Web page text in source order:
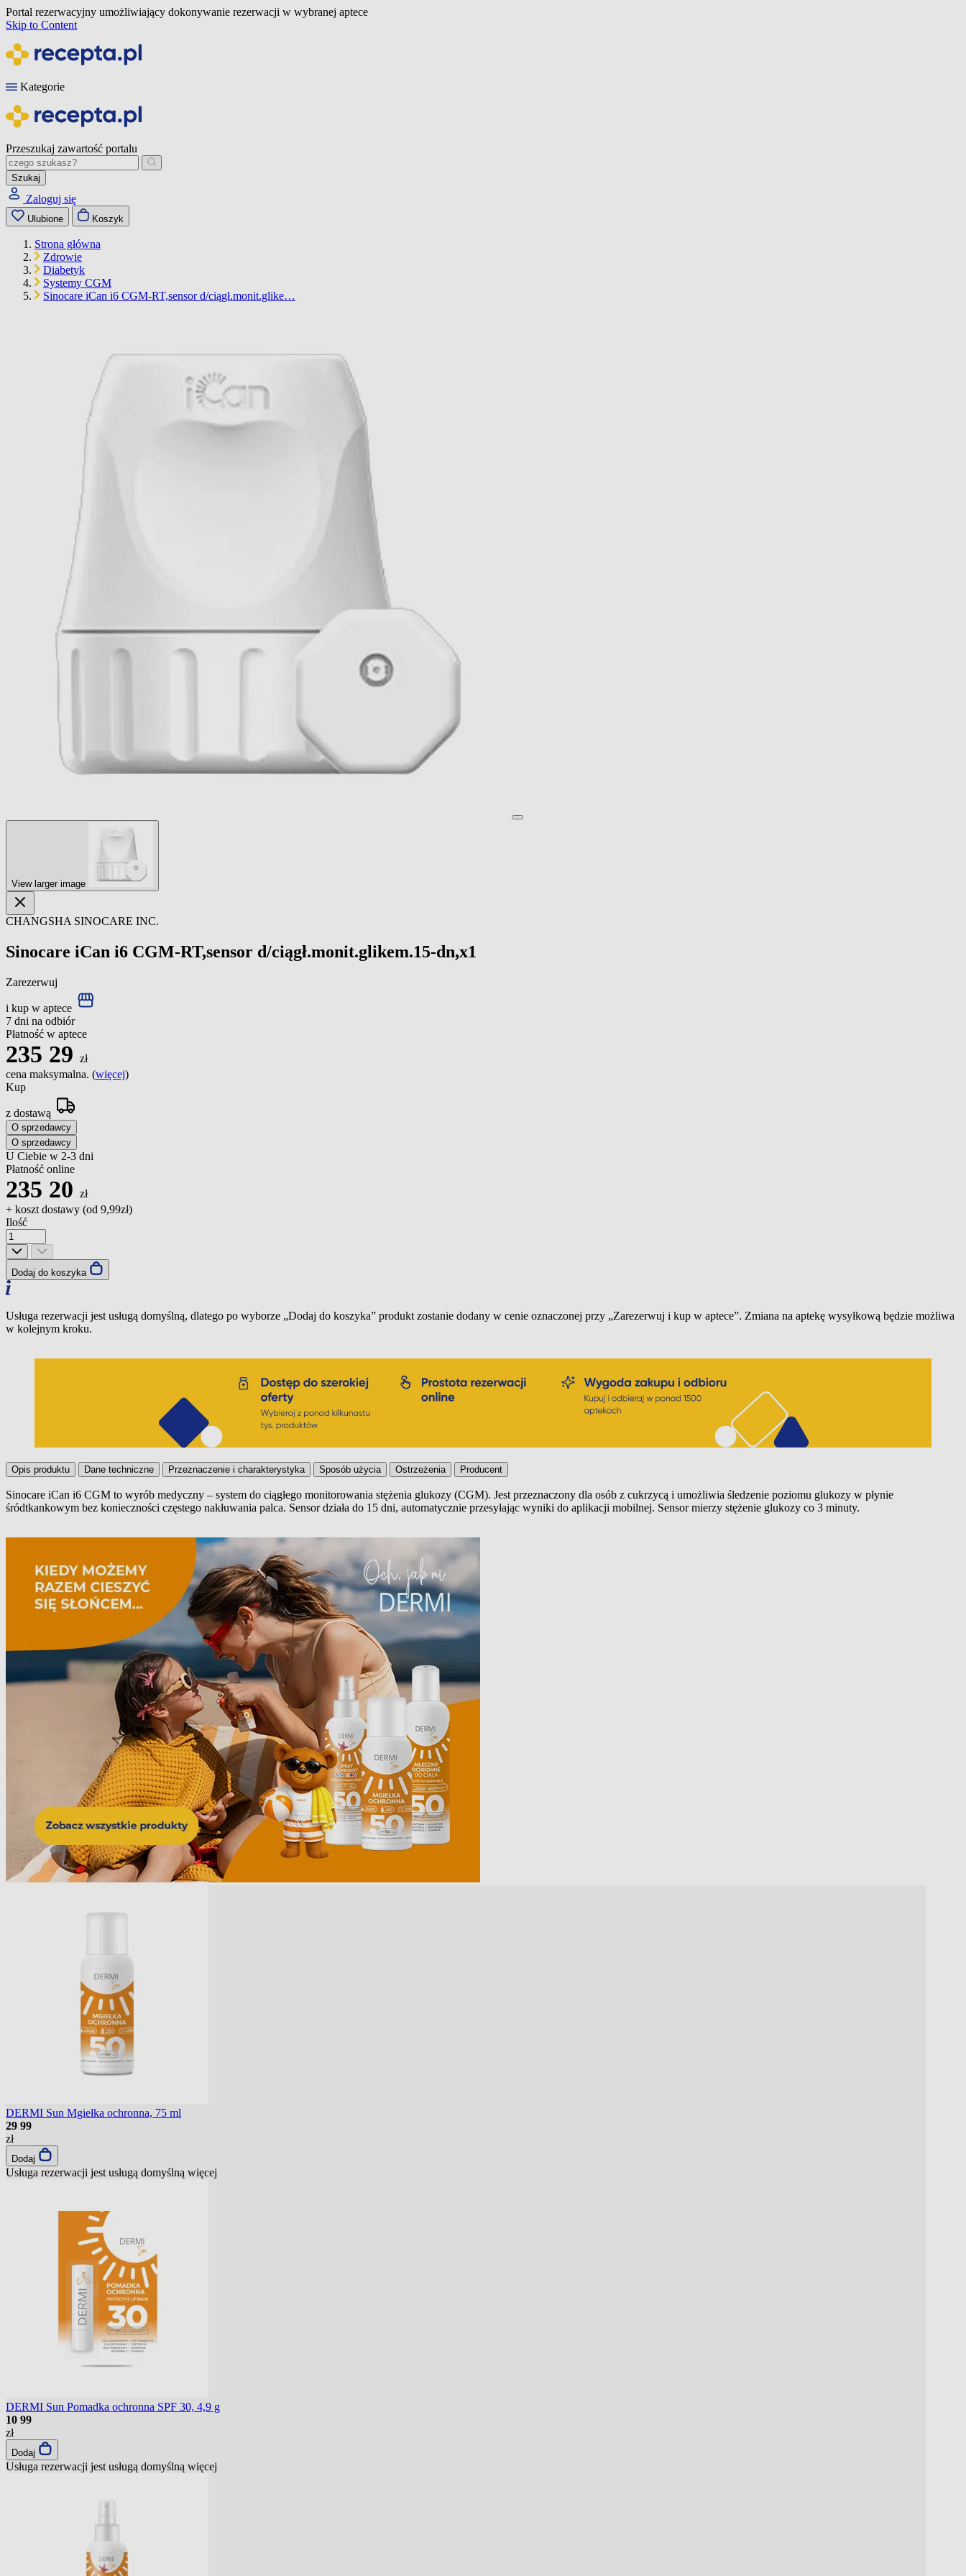
Portal rezerwacyjny umożliwiający dokonywanie rezerwacji w wybranej aptece
Skip to Content
Kategorie
Przeszukaj zawartość portalu
Szukaj
Zaloguj się
Ulubione Koszyk
Strona główna
Zdrowie
Diabetyk
Systemy CGM
Sinocare iCan i6 CGM-RT,sensor d/ciągł.monit.glike…
View larger image
CHANGSHA SINOCARE INC.
Sinocare iCan i6 CGM-RT,sensor d/ciągł.monit.glikem.15-dn,x1
Zarezerwuj
i kup w aptece
7 dni na odbiór
Płatność w aptece
235 29 zł
cena maksymalna. (więcej)
Kup
z dostawą
O sprzedawcy
O sprzedawcy
U Ciebie w 2-3 dni
Płatność online
235 20 zł
+ koszt dostawy (od 9,99zł)
Ilość
Dodaj do koszyka
Usługa rezerwacji jest usługą domyślną, dlatego po wyborze „Dodaj do koszyka” produkt zostanie dodany w cenie oznaczonej przy „Zarezerwuj i kup w aptece”. Zmiana na aptekę wysyłkową będzie możliwa
w kolejnym kroku.
Opis produktu Dane techniczne Przeznaczenie i charakterystyka Sposób użycia Ostrzeżenia Producent
Opis produktu
Sinocare iCan i6 CGM to wyrób medyczny – system do ciągłego monitorowania stężenia glukozy (CGM). Jest przeznaczony dla osób z cukrzycą i umożliwia śledzenie poziomu glukozy w płynie
śródtkankowym bez konieczności częstego nakłuwania palca. Sensor działa do 15 dni, automatycznie przesyłając wyniki do aplikacji mobilnej. Sensor mierzy stężenie glukozy co 3 minuty.
DERMI Sun Mgiełka ochronna, 75 ml
29 99
zł
Dodaj
Usługa rezerwacji jest usługą domyślną więcej
DERMI Sun Pomadka ochronna SPF 30, 4,9 g
10 99
zł
Dodaj
Usługa rezerwacji jest usługą domyślną więcej